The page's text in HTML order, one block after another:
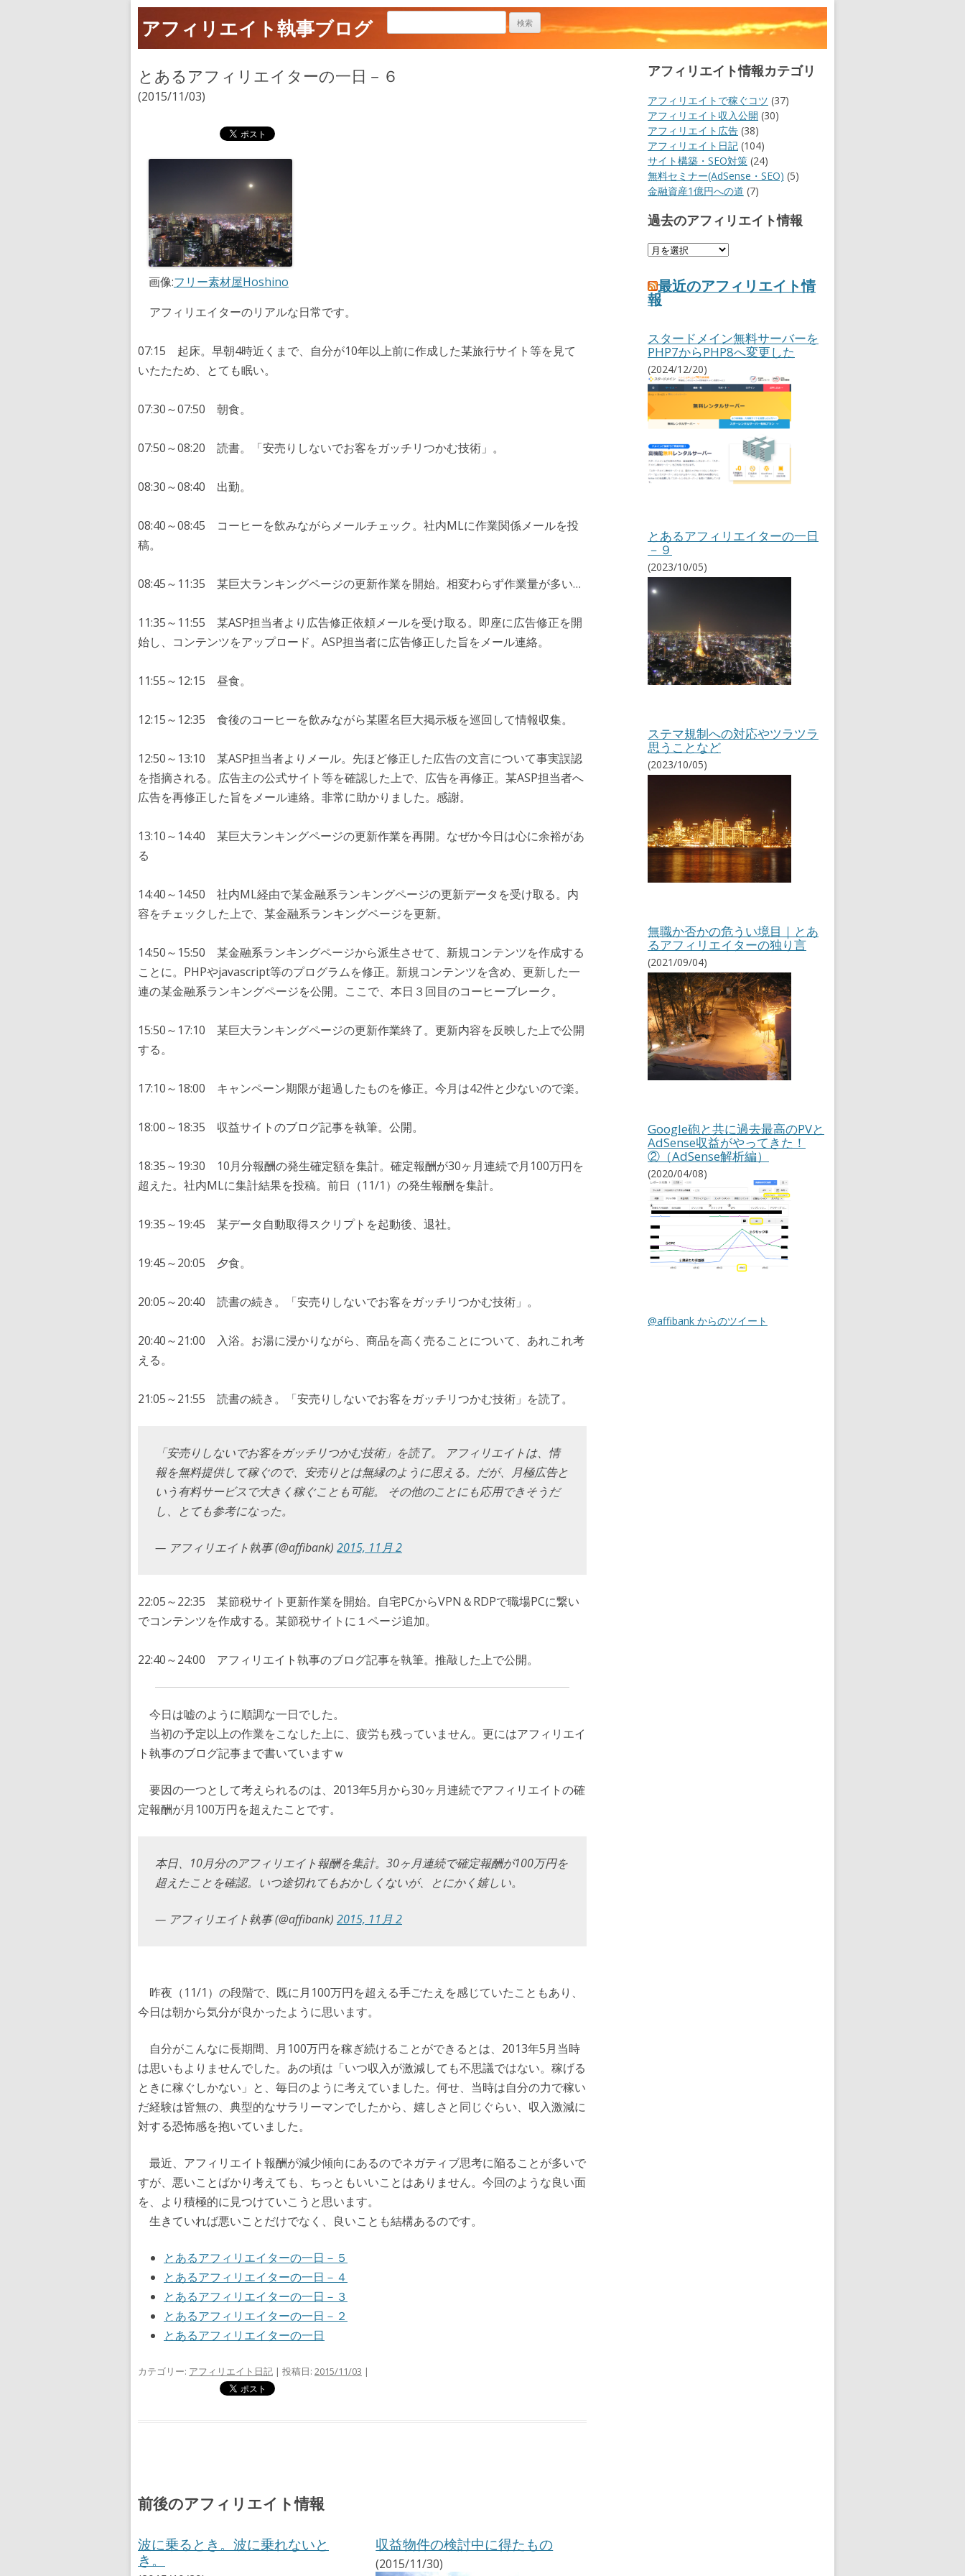
アフィリエイト執事ブログ
とあるアフィリエイターの一日－６
(2015/11/03)
画像:フリー素材屋Hoshino
アフィリエイターのリアルな日常です。
07:15 起床。早朝4時近くまで、自分が10年以上前に作成した某旅行サイト等を見て
いたたため、とても眠い。
07:30～07:50 朝食。
07:50～08:20 読書。「安売りしないでお客をガッチリつかむ技術」。
08:30～08:40 出勤。
08:40～08:45 コーヒーを飲みながらメールチェック。社内MLに作業関係メールを投
稿。
08:45～11:35 某巨大ランキングページの更新作業を開始。相変わらず作業量が多い…
11:35～11:55 某ASP担当者より広告修正依頼メールを受け取る。即座に広告修正を開
始し、コンテンツをアップロード。ASP担当者に広告修正した旨をメール連絡。
11:55～12:15 昼食。
12:15～12:35 食後のコーヒーを飲みながら某匿名巨大掲示板を巡回して情報収集。
12:50～13:10 某ASP担当者よりメール。先ほど修正した広告の文言について事実誤認
を指摘される。広告主の公式サイト等を確認した上で、広告を再修正。某ASP担当者へ
広告を再修正した旨をメール連絡。非常に助かりました。感謝。
13:10～14:40 某巨大ランキングページの更新作業を再開。なぜか今日は心に余裕があ
る
14:40～14:50 社内ML経由で某金融系ランキングページの更新データを受け取る。内
容をチェックした上で、某金融系ランキングページを更新。
14:50～15:50 某金融系ランキングページから派生させて、新規コンテンツを作成する
ことに。PHPやjavascript等のプログラムを修正。新規コンテンツを含め、更新した一
連の某金融系ランキングページを公開。ここで、本日３回目のコーヒーブレーク。
15:50～17:10 某巨大ランキングページの更新作業終了。更新内容を反映した上で公開
する。
17:10～18:00 キャンペーン期限が超過したものを修正。今月は42件と少ないので楽。
18:00～18:35 収益サイトのブログ記事を執筆。公開。
18:35～19:30 10月分報酬の発生確定額を集計。確定報酬が30ヶ月連続で月100万円を
超えた。社内MLに集計結果を投稿。前日（11/1）の発生報酬を集計。
19:35～19:45 某データ自動取得スクリプトを起動後、退社。
19:45～20:05 夕食。
20:05～20:40 読書の続き。「安売りしないでお客をガッチリつかむ技術」。
20:40～21:00 入浴。お湯に浸かりながら、商品を高く売ることについて、あれこれ考
える。
21:05～21:55 読書の続き。「安売りしないでお客をガッチリつかむ技術」を読了。
「安売りしないでお客をガッチリつかむ技術」を読了。 アフィリエイトは、情
報を無料提供して稼ぐので、安売りとは無縁のように思える。だが、月極広告と
いう有料サービスで大きく稼ぐことも可能。 その他のことにも応用できそうだ
し、とても参考になった。
— アフィリエイト執事 (@affibank) 2015, 11月 2
22:05～22:35 某節税サイト更新作業を開始。自宅PCからVPN＆RDPで職場PCに繋い
でコンテンツを作成する。某節税サイトに１ページ追加。
22:40～24:00 アフィリエイト執事のブログ記事を執筆。推敲した上で公開。
今日は嘘のように順調な一日でした。
当初の予定以上の作業をこなした上に、疲労も残っていません。更にはアフィリエイ
ト執事のブログ記事まで書いていますｗ
要因の一つとして考えられるのは、2013年5月から30ヶ月連続でアフィリエイトの確
定報酬が月100万円を超えたことです。
本日、10月分のアフィリエイト報酬を集計。30ヶ月連続で確定報酬が100万円を
超えたことを確認。いつ途切れてもおかしくないが、とにかく嬉しい。
— アフィリエイト執事 (@affibank) 2015, 11月 2
昨夜（11/1）の段階で、既に月100万円を超える手ごたえを感じていたこともあり、
今日は朝から気分が良かったように思います。
自分がこんなに長期間、月100万円を稼ぎ続けることができるとは、2013年5月当時
は思いもよりませんでした。あの頃は「いつ収入が激減しても不思議ではない。稼げる
ときに稼ぐしかない」と、毎日のように考えていました。何せ、当時は自分の力で稼い
だ経験は皆無の、典型的なサラリーマンでしたから、嬉しさと同じぐらい、収入激減に
対する恐怖感を抱いていました。
最近、アフィリエイト報酬が減少傾向にあるのでネガティブ思考に陥ることが多いで
すが、悪いことばかり考えても、ちっともいいことはありません。今回のような良い面
を、より積極的に見つけていこうと思います。
生きていれば悪いことだけでなく、良いことも結構あるのです。
とあるアフィリエイターの一日－５
とあるアフィリエイターの一日－４
とあるアフィリエイターの一日－３
とあるアフィリエイターの一日－２
とあるアフィリエイターの一日
カテゴリー: アフィリエイト日記 | 投稿日: 2015/11/03 |
前後のアフィリエイト情報
波に乗るとき。波に乗れないと
き。
収益物件の検討中に得たもの
(2015/11/30)
アフィリエイト情報カテゴリ
アフィリエイトで稼ぐコツ (37)
アフィリエイト収入公開 (30)
アフィリエイト広告 (38)
アフィリエイト日記 (104)
サイト構築・SEO対策 (24)
無料セミナー(AdSense・SEO) (5)
金融資産1億円への道 (7)
過去のアフィリエイト情報
過
の
ア
フ
リ
エ
イ
ト
情
報
最近のアフィリエイト情
報
スタードメイン無料サーバーを
PHP7からPHP8へ変更した
(2024/12/20)
とあるアフィリエイターの一日
－９
(2023/10/05)
ステマ規制への対応やツラツラ
思うことなど
(2023/10/05)
無職か否かの危うい境目｜とあ
るアフィリエイターの独り言
(2021/09/04)
Google砲と共に過去最高のPVと
AdSense収益がやってきた！
②（AdSense解析編）
(2020/04/08)
@affibank からのツイート